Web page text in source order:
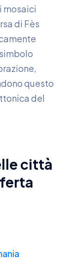
mosaici
di Fès
questo
del
città